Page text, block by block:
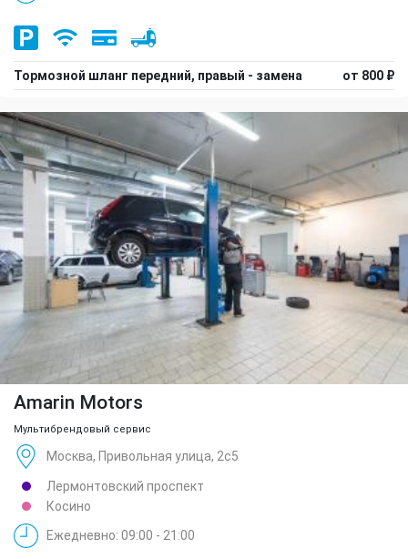
Тормозной шланг передний, правый - замена от 800 ₽
Amarin Motors
Мультибрендовый сервис
Москва, Привольная улица, 2с5
Лермонтовский проспект
Косино
Ежедневно: 09:00 - 21:00